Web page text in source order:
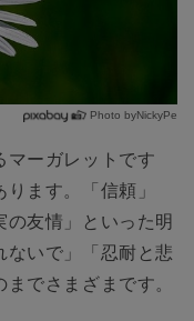
Photo byNickyPe
マーガレットです
ます。「信頼」
の友情」といった明
ないで」「忍耐と悲
でさまざまです。